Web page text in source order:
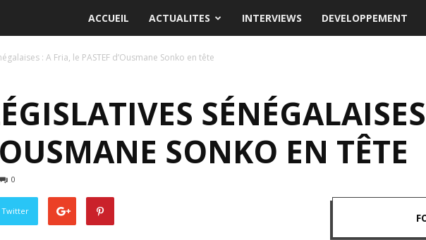
ACCUEIL ACTUALITES INTERVIEWS DEVELOPPEMENT
: A Fria, le PASTEF d’Ousmane Sonko en tête
SONKO EN TÊTE
0
Twitter